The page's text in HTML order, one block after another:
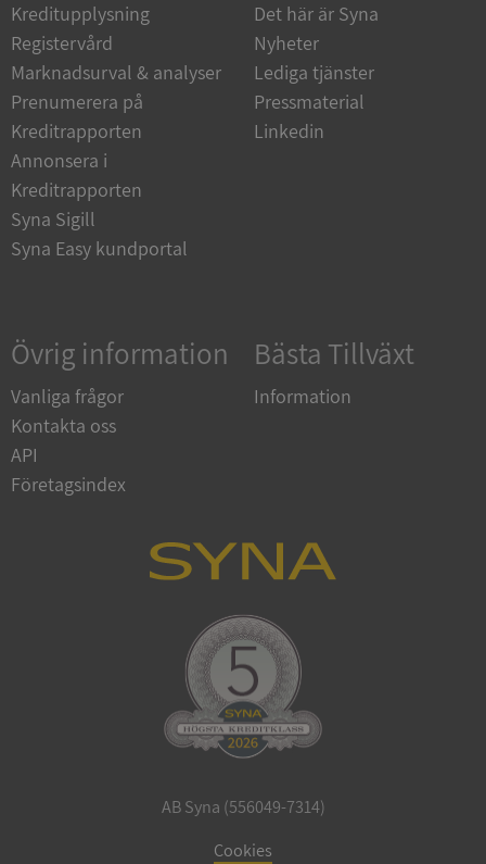
Kreditupplysning
Registervård
Marknadsurval & analyser
Prenumerera på
Kreditrapporten
Annonsera i
Kreditrapporten
Syna Sigill
Syna Easy kundportal
Det här är Syna
Nyheter
Lediga tjänster
Pressmaterial
Linkedin
Övrig information
Vanliga frågor
Kontakta oss
API
Företagsindex
Bästa Tillväxt
Information
AB Syna (556049-7314)
Cookies
kärnwebbplatsfunktioner som användarinloggning
och kontohantering. Webbplatsen kan inte
användas ordentligt utan strikt nödvändiga cookies.
Namn
Leverantör
Domän
VISITOR_PRIVACY_METADATA
ASP.NET_SessionId
Microsoft
Corporation
de.syna.se
Google